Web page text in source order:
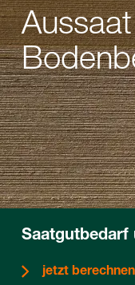
Saatgutbedarf
jetzt berechnen